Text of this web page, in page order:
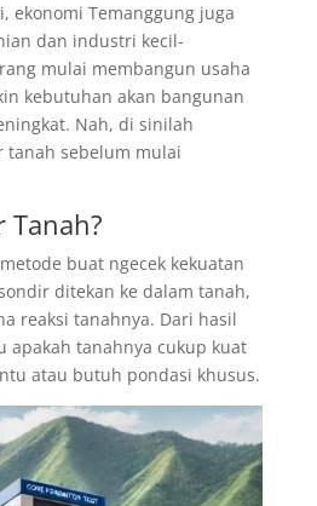
ekonomi Temanggung juga
dan industri kecil-
mulai membangun usaha
kebutuhan akan bangunan
Nah, di sinilah
sebelum mulai
Tanah?
buat ngecek kekuatan
ditekan ke dalam tanah,
reaksi tanahnya. Dari hasil
apakah tanahnya cukup kuat
atau butuh pondasi khusus.